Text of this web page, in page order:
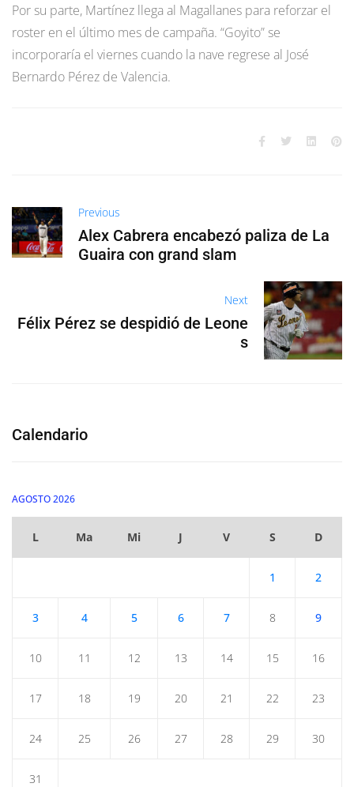
Por su parte, Martínez llega al Magallanes para reforzar el
roster en el último mes de campaña. “Goyito” se
incorporaría el viernes cuando la nave regrese al José
Bernardo Pérez de Valencia.
Previous
Alex Cabrera encabezó paliza de La
Guaira con grand slam
Next
Félix Pérez se despidió de Leone
s
Calendario
AGOSTO 2026
L Ma Mi J V S D
1 2
3 4 5 6 7 8 9
10 11 12 13 14 15 16
17 18 19 20 21 22 23
24 25 26 27 28 29 30
31